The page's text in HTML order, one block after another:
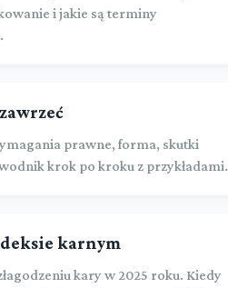
i jakie są terminy
prawne, forma, skutki
krok po kroku z przykładami.
karnym
kary w 2025 roku. Kiedy